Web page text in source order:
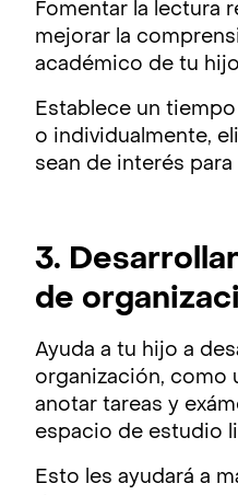
Fomentar la lectura
mejorar la
académico de tu
Establece un
o individualmente,
sean de interés para
3.
de
Ayuda a tu hijo a
organización, como
anotar tareas y
espacio de estudio
Esto les ayudará a